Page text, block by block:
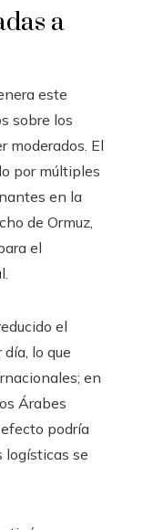
a
este
sobre los
moderados. El
por múltiples
en la
de Ormuz,
el
el
lo que
en
Árabes
podría
logísticas se